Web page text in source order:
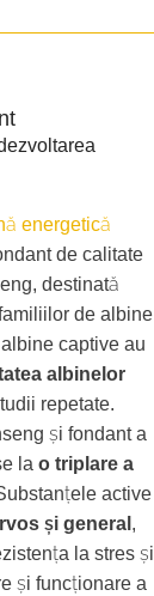
energetică
de calitate
destinată
de albine
albinelor
repetate.
și fondant a
la o triplare a
și general ,
la stres și
și funcționare a